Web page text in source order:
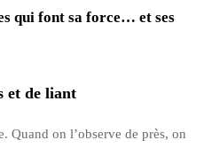
qui font sa force… et ses
et de liant
Quand on l’observe de près, on